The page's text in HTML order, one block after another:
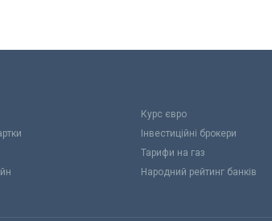
Курс євро
Інвестиційні брокери
Тарифи на газ
Народний рейтинг банків